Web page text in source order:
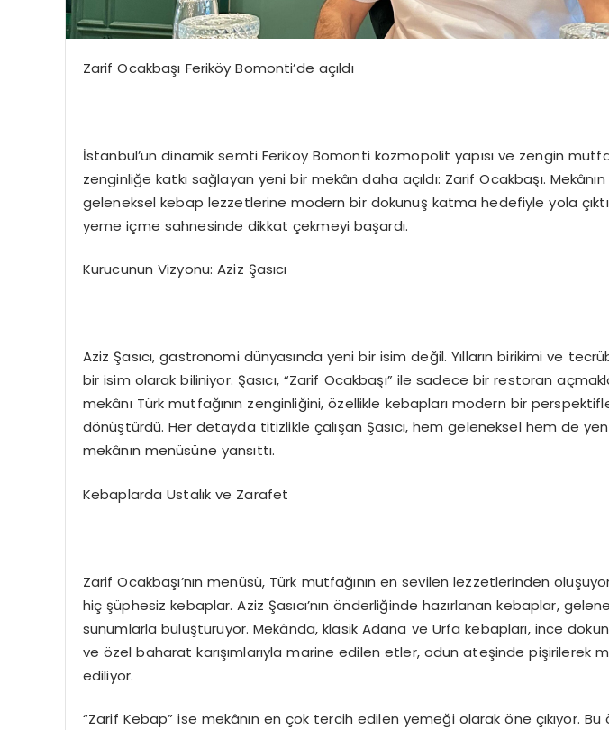
Zarif Ocakbaşı Feriköy Bomonti’de açıldı
İstanbul’un dinamik semti Feriköy Bomonti kozmopolit yapısı ve zengin
zenginliğe katkı sağlayan yeni bir mekân daha açıldı: Zarif Ocakbaşı. Mekânın
geleneksel kebap lezzetlerine modern bir dokunuş katma hedefiyle yola çıktı
yeme içme sahnesinde dikkat çekmeyi başardı.
Kurucunun Vizyonu: Aziz Şasıcı
Aziz Şasıcı, gastronomi dünyasında yeni bir isim değil. Yılların birikimi ve
bir isim olarak biliniyor. Şasıcı, “Zarif Ocakbaşı” ile sadece bir restoran
mekânı Türk mutfağının zenginliğini, özellikle kebapları modern bir
dönüştürdü. Her detayda titizlikle çalışan Şasıcı, hem geleneksel hem de
mekânın menüsüne yansıttı.
Kebaplarda Ustalık ve Zarafet
Zarif Ocakbaşı’nın menüsü, Türk mutfağının en sevilen lezzetlerinden
hiç şüphesiz kebaplar. Aziz Şasıcı’nın önderliğinde hazırlanan kebaplar,
sunumlarla buluşturuyor. Mekânda, klasik Adana ve Urfa kebapları, ince
ve özel baharat karışımlarıyla marine edilen etler, odun ateşinde pişirilerek
ediliyor.
“Zarif Kebap” ise mekânın en çok tercih edilen yemeği olarak öne çıkıyor.